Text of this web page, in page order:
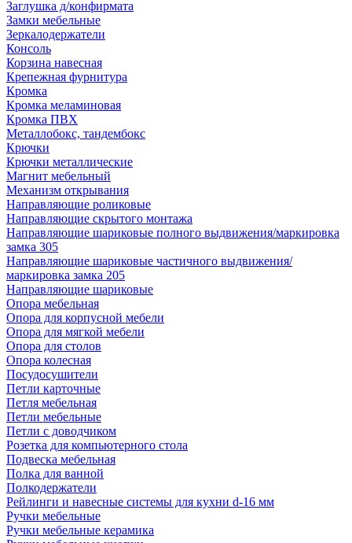
Заглушка д/конфирмата
Замки мебельные
Зеркалодержатели
Консоль
Корзина навесная
Крепежная фурнитура
Кромка
Кромка меламиновая
Кромка ПВХ
Металлобокс, тандембокс
Крючки
Крючки металлические
Магнит мебельный
Механизм открывания
Направляющие роликовые
Направляющие скрытого монтажа
Направляющие шариковые полного выдвижения/маркировка
замка 305
Направляющие шариковые частичного выдвижения/
маркировка замка 205
Направляющие шариковые
Опора мебельная
Опора для корпусной мебели
Опора для мягкой мебели
Опора для столов
Опора колесная
Посудосушители
Петли карточные
Петля мебельная
Петли мебельные
Петли с доводчиком
Розетка для компьютерного стола
Подвеска мебельная
Полка для ванной
Полкодержатели
Рейлинги и навесные системы для кухни d-16 мм
Ручки мебельные
Ручки мебельные керамика